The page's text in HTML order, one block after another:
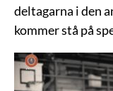
deltagarna i den
kommer stå på